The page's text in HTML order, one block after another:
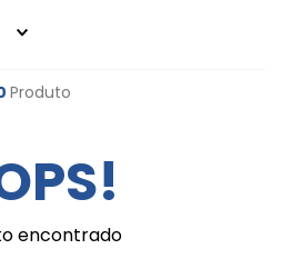
Produto
encontrado